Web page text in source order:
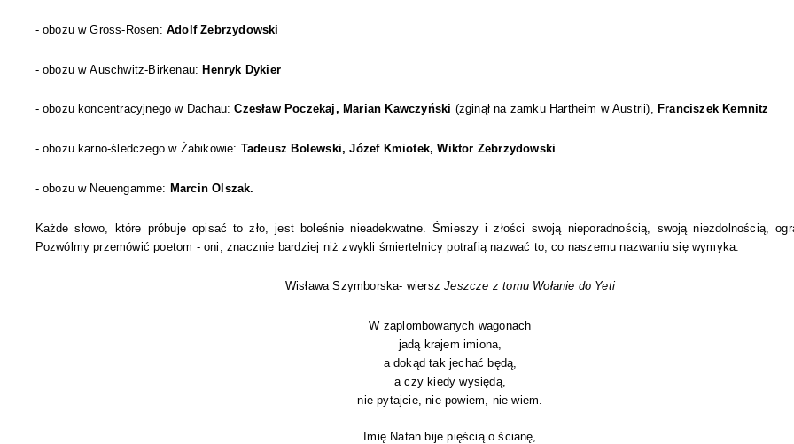
- obozu w Gross-Rosen:Adolf Zebrzydowski
- obozu w Auschwitz-Birkenau: Henryk Dykier
- obozu koncentracyjnego w Dachau:Czesław Poczekaj, Marian Kawczyński (zginął na zamku Hartheim w Austrii), Franciszek Kemnitz
- obozu karno-śledczego w Żabikowie: Tadeusz Bolewski, Józef Kmiotek, Wiktor Zebrzydowski
- obozu w Neuengamme: Marcin Olszak.
Każde słowo, które próbuje opisać to zło, jest boleśnie nieadekwatne. Śmieszy i złości swoją nieporadnością, swoją niezdolnością,
Pozwólmy przemówić poetom - oni, znacznie bardziej niż zwykli śmiertelnicy potrafią nazwać to, co naszemu nazwaniu się wymyka.
Wisława Szymborska- wierszJeszcze z tomu Wołanie do Yeti
W za­plom­bo­wa­nych wa­go­nach
jadą kra­jem imio­na,
a do­kąd tak je­chać będą,
a czy kie­dy wy­się­dą,
nie py­taj­cie, nie po­wiem, nie wiem.
Imię Na­tan bije pię­ścią o ścia­nę,